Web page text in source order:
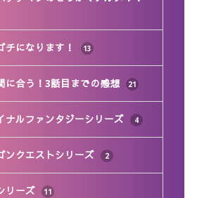
チになります！ 13
に合う！3話目までの感想 21
ナルファンタジーシリーズ 4
ンクエストシリーズ 2
リーズ 11